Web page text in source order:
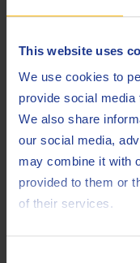
This website uses
We use cookies to
provide social
We also share
our social media,
may combine it with
provided to them or
of their services.
gleichbleibende
technischer Support
und ein ernsthaftes
Beziehungen zu
Q8Oils Geschäfte zu
Florierendes
Markt